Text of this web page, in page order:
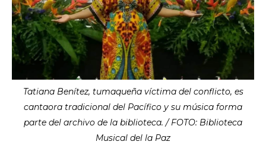
Tatiana Benítez, tumaqueña víctima del conflicto, es
cantaora tradicional del Pacífico y su música forma
parte del archivo de la biblioteca. / FOTO: Biblioteca
Musical del la Paz